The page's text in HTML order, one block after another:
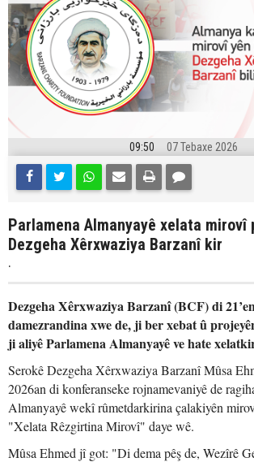
09:50 07 Tebaxe 2026
Parlamena Almanyayê xelata mirovî
Dezgeha Xêrxwaziya Barzanî kir
.
Dezgeha Xêrxwaziya Barzanî (BCF) di
damezrandina xwe de, ji ber xebat û
ji aliyê Parlamena Almanyayê ve hate
Serokê Dezgeha Xêrxwaziya Barzanî Mûsa
2026an di konferanseke rojnamevaniyê de
Almanyayê wekî rûmetdarkirina çalakiyên
"Xelata Rêzgirtina Mirovî" daye wê.
Mûsa Ehmed jî got: "Di dema pêş de, Wezîrê